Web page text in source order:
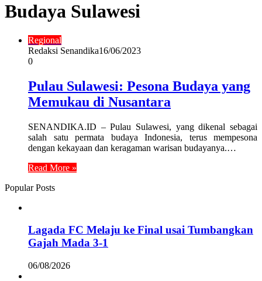
Budaya Sulawesi
Regional
Redaksi Senandika16/06/2023
0
Pulau Sulawesi: Pesona Budaya yang
Memukau di Nusantara
SENANDIKA.ID – Pulau Sulawesi, yang dikenal sebagai
salah satu permata budaya Indonesia, terus mempesona
dengan kekayaan dan keragaman warisan budayanya.…
Read More »
Popular Posts
Lagada FC Melaju ke Final usai Tumbangkan
Gajah Mada 3-1
06/08/2026